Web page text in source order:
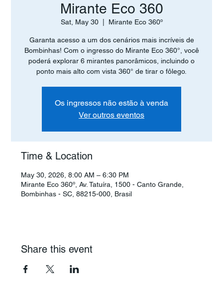
Mirante Eco 360
Sat, May 30
  |
Mirante Eco 360º
Garanta acesso a um dos cenários mais incríveis de
Bombinhas! Com o ingresso do Mirante Eco 360°, você
poderá explorar 6 mirantes panorâmicos, incluindo o
ponto mais alto com vista 360° de tirar o fôlego.
Os ingressos não estão à venda
Ver outros eventos
Time & Location
May 30, 2026, 8:00 AM – 6:30 PM
Mirante Eco 360º, Av. Tatuíra, 1500 - Canto Grande,
Bombinhas - SC, 88215-000, Brasil
Share this event